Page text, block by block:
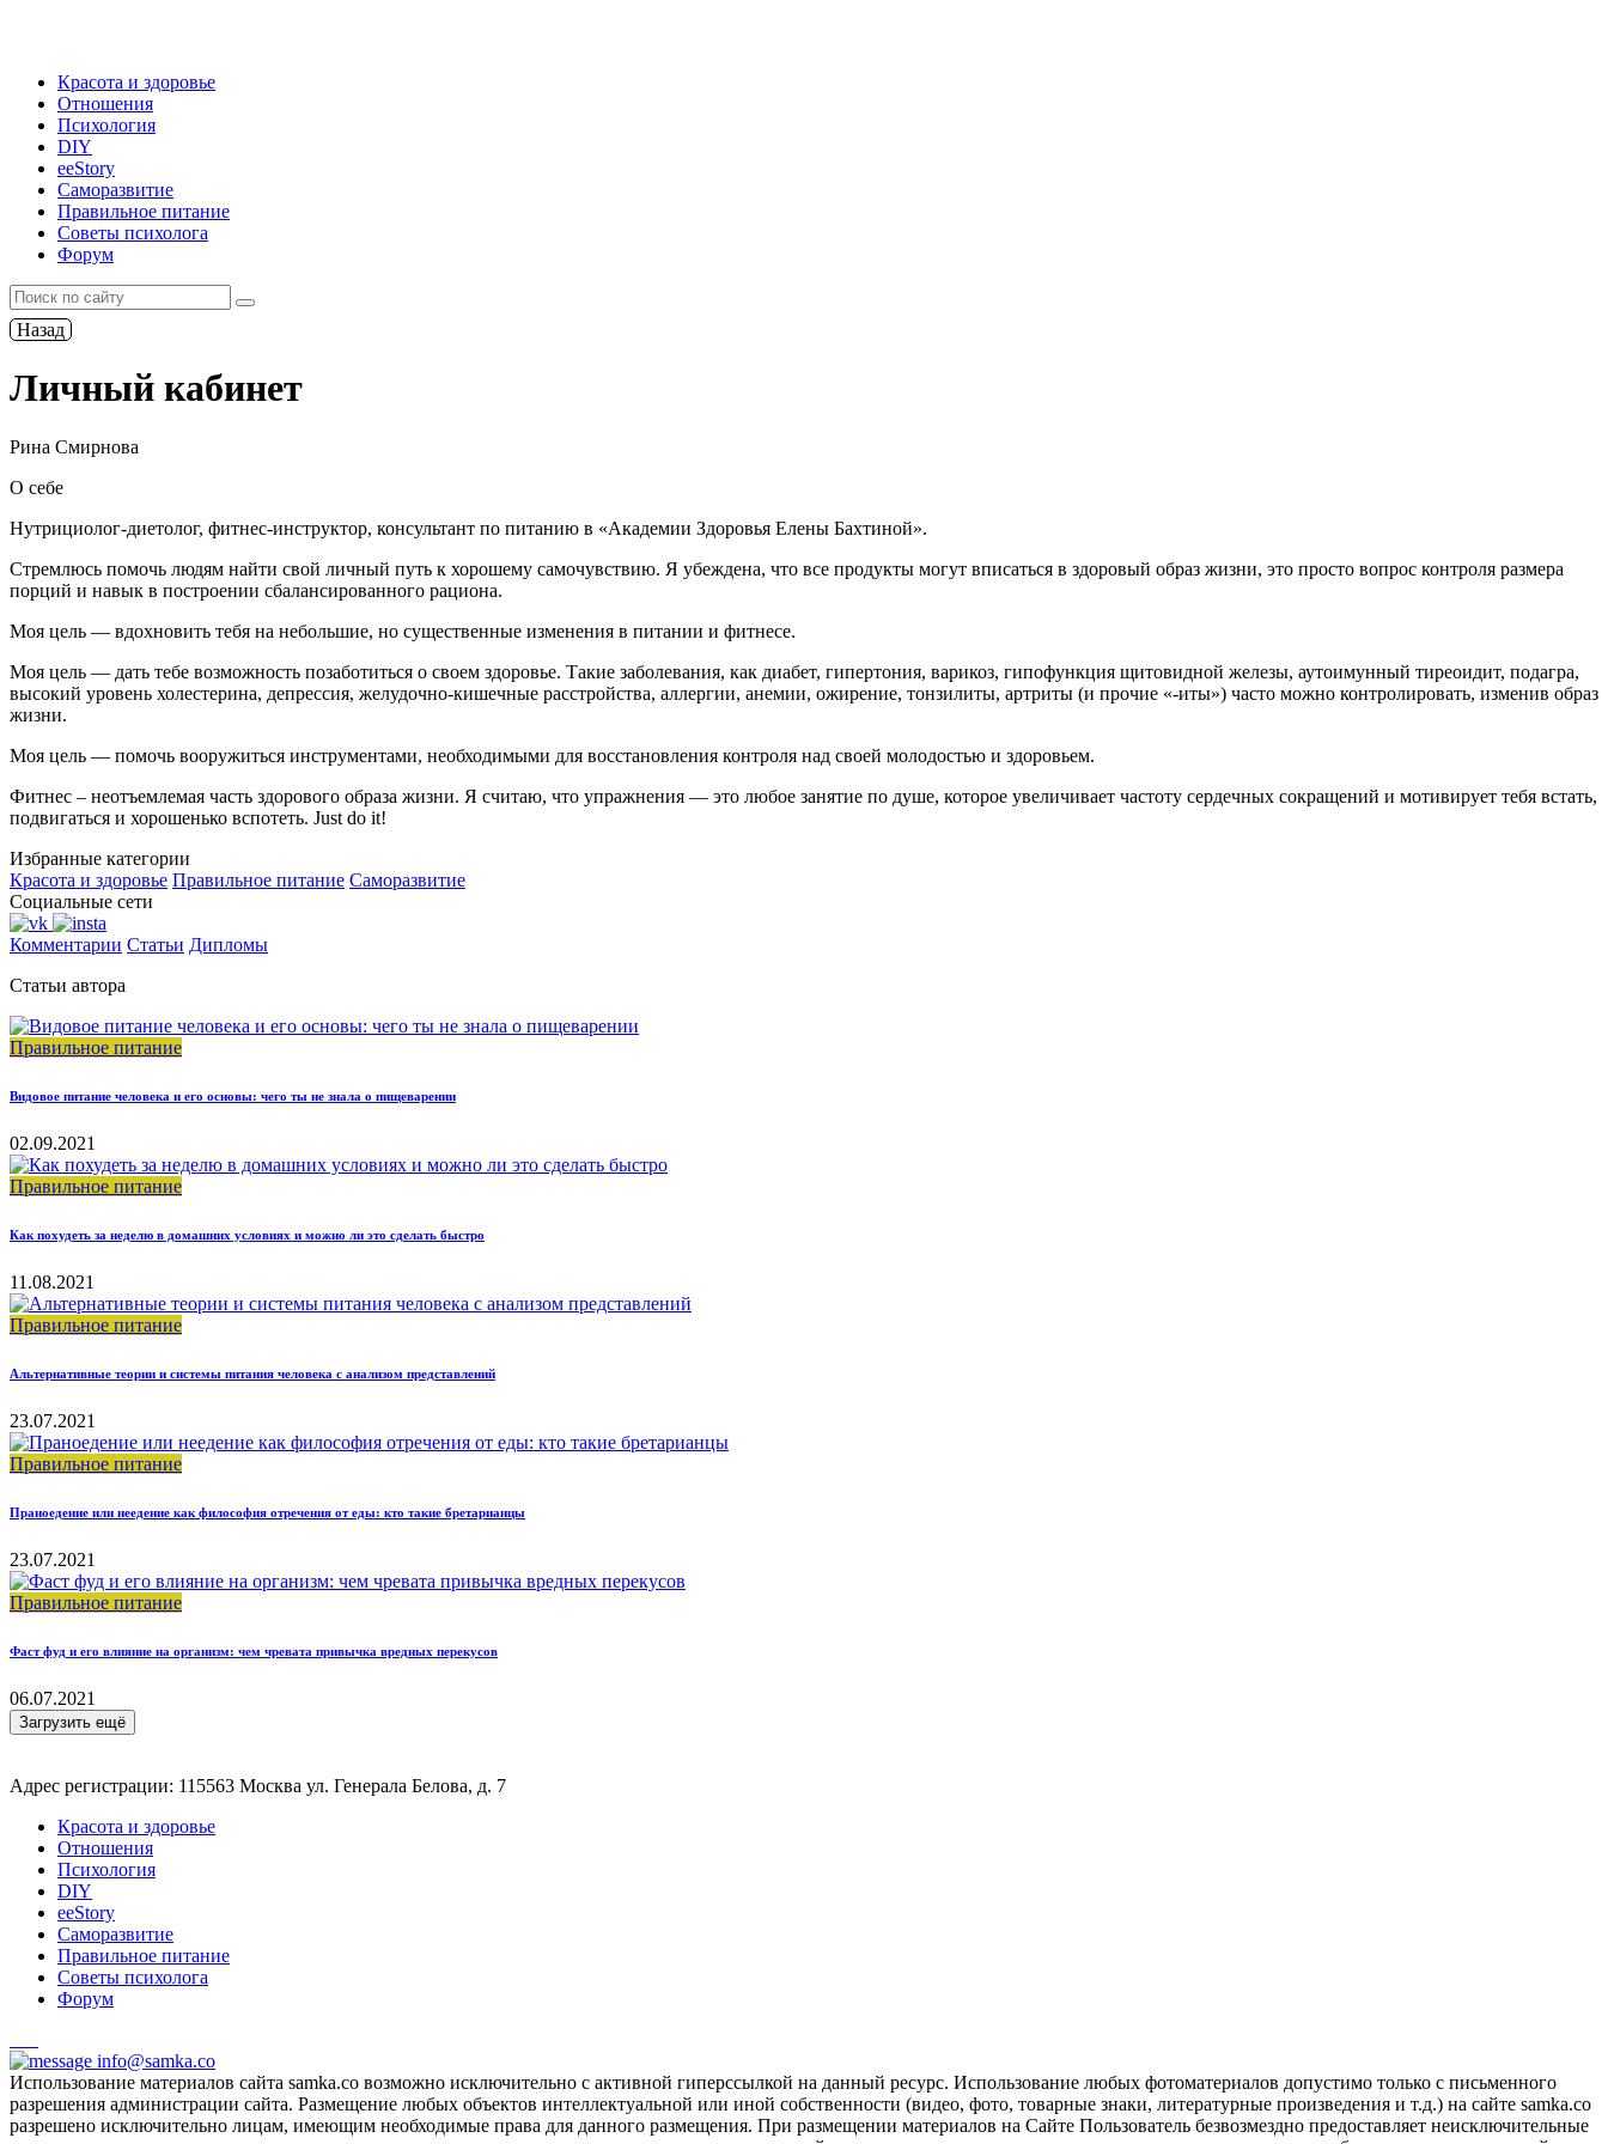
Красота и здоровье
Отношения
Психология
DIY
ееStory
Саморазвитие
Правильное питание
Советы психолога
Форум
Назад
Личный кабинет
Рина Смирнова
О себе
Нутрициолог-диетолог, фитнес-инструктор, консультант по питанию в «Академии Здоровья Елены Бахтиной».
Стремлюсь помочь людям найти свой личный путь к хорошему самочувствию. Я убеждена, что все продукты могут вписаться в здоровый образ жизни, это просто вопрос контроля размера
порций и навык в построении сбалансированного рациона.
Моя цель — вдохновить тебя на небольшие, но существенные изменения в питании и фитнесе.
Моя цель — дать тебе возможность позаботиться о своем здоровье. Такие заболевания, как диабет, гипертония, варикоз, гипофункция щитовидной железы, аутоимунный тиреоидит, подагра,
высокий уровень холестерина, депрессия, желудочно-кишечные расстройства, аллергии, анемии, ожирение, тонзилиты, артриты (и прочие «-иты») часто можно контролировать, изменив образ
жизни.
Моя цель — помочь вооружиться инструментами, необходимыми для восстановления контроля над своей молодостью и здоровьем.
Фитнес – неотъемлемая часть здорового образа жизни. Я считаю, что упражнения — это любое занятие по душе, которое увеличивает частоту сердечных сокращений и мотивирует тебя встать,
подвигаться и хорошенько вспотеть. Just do it!
Избранные категории
Красота и здоровье Правильное питание Саморазвитие
Социальные сети
Комментарии Статьи Дипломы
Статьи автора
Правильное питание
Видовое питание человека и его основы: чего ты не знала о пищеварении
02.09.2021
Правильное питание
Как похудеть за неделю в домашних условиях и можно ли это сделать быстро
11.08.2021
Правильное питание
Альтернативные теории и системы питания человека с анализом представлений
23.07.2021
Правильное питание
Праноедение или неедение как философия отречения от еды: кто такие бретарианцы
23.07.2021
Правильное питание
Фаст фуд и его влияние на организм: чем чревата привычка вредных перекусов
06.07.2021
Загрузить ещё
Адрес регистрации: 115563 Москва ул. Генерала Белова, д. 7
Красота и здоровье
Отношения
Психология
DIY
ееStory
Саморазвитие
Правильное питание
Советы психолога
Форум
info@samka.co
Использование материалов сайта samka.co возможно исключительно с активной гиперссылкой на данный ресурс. Использование любых фотоматериалов допустимо только с письменного
разрешения администрации сайта. Размещение любых объектов интеллектуальной или иной собственности (видео, фото, товарные знаки, литературные произведения и т.д.) на сайте samka.co
разрешено исключительно лицам, имеющим необходимые права для данного размещения. При размещении материалов на Сайте Пользователь безвозмездно предоставляет неисключительные